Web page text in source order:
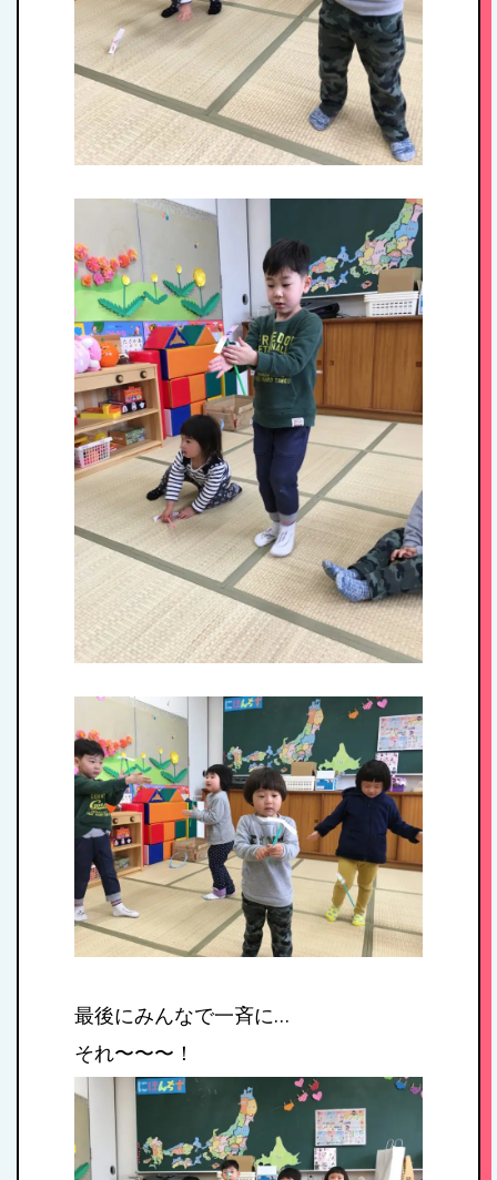
HOME
私たちの思い・教
1日のスケジュール
年間行事
施設紹介・園概要
入園案内
アクセス
お問い合わせ
病児保育について
最後にみんなで一斉に…
それ〜〜〜！